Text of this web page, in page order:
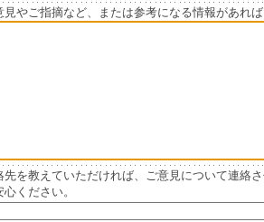
見やご指摘など、または参考になる情報があれ
先を教えていただければ、ご意見について連絡
心ください。